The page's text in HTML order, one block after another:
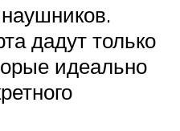
дадут только
идеально